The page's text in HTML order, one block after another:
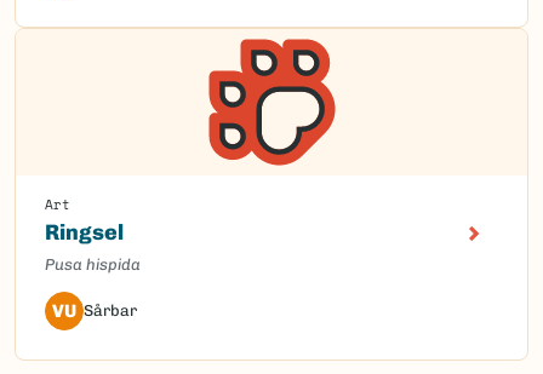
Art
Ringsel
Pusa hispida
VU Sårbar